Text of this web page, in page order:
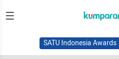
SATU Indonesia Awards